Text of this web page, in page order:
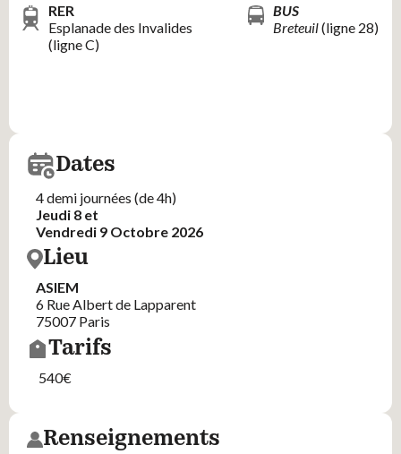
RER
Esplanade des Invalides
(ligne C)
BUS
Breteuil(ligne 28)
Dates
4 demi journées (de 4h)
Jeudi 8 et
Vendredi 9 Octobre 2026
Lieu
ASIEM
6 Rue Albert de Lapparent
75007 Paris
Tarifs
540€
Renseignements